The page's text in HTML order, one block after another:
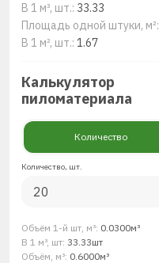
В 1 м³, шт.: 33.33
Площадь одной штуки, м²:
В 1 м², шт.: 1.67
Калькулятор
пиломатериала
Количество
Количество, шт.
Объём 1-й шт, м³: 0.0300м³
В 1 м³, шт: 33.33шт
Объём, м³: 0.6000м³